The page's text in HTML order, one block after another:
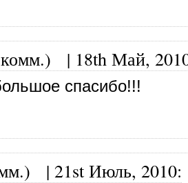
| 18th Май,
спасибо!!!
| 21st Июль, 2010: